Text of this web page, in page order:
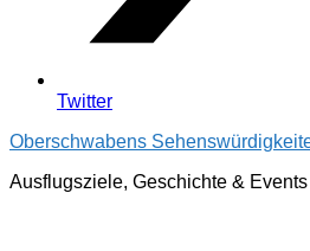
Twitter
Oberschwabens
Ausflugsziele, Geschichte &